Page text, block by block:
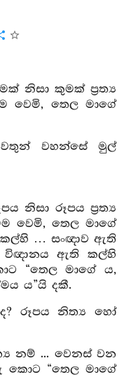
නිසා කුමක් ප්‍රත්‍ය
වෙමි, තෙල මාගේ
වහන්සේ මුල්
නිසා රූපය ප්‍රත්‍ය
වෙමි, තෙල මාගේ
… සංඥාව ඇති
විඥානය ඇති කල්හි
“තෙල මාගේ ය,
ය”යි දකී.
රූපය නිත්‍ය හෝ
නම් ... වෙනස් වන
“තෙල මාගේ